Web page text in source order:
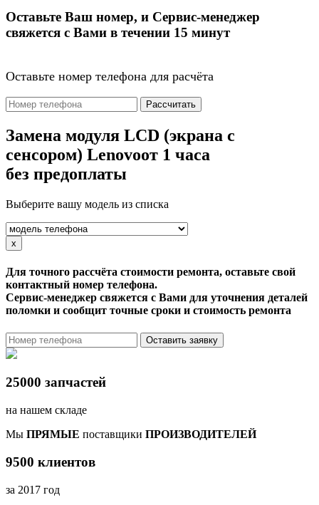
Оставьте Ваш номер, и Сервис-менеджер
свяжется с Вами в течении 15 минут
Оставьте номер телефона для расчёта
Рассчитать
Замена модуля LCD (экрана с
сенсором) Lenovoот 1 часа
без предоплаты
Выберите вашу модель из списка
x
Для точного рассчёта стоимости ремонта, оставьте свой
контактный номер телефона.
Сервис-менеджер свяжется с Вами для уточнения деталей
поломки и сообщит точные сроки и стоимость ремонта
Оставить заявку
25000 запчастей
на нашем складе
Мы ПРЯМЫЕ поставщики ПРОИЗВОДИТЕЛЕЙ
9500 клиентов
за 2017 год